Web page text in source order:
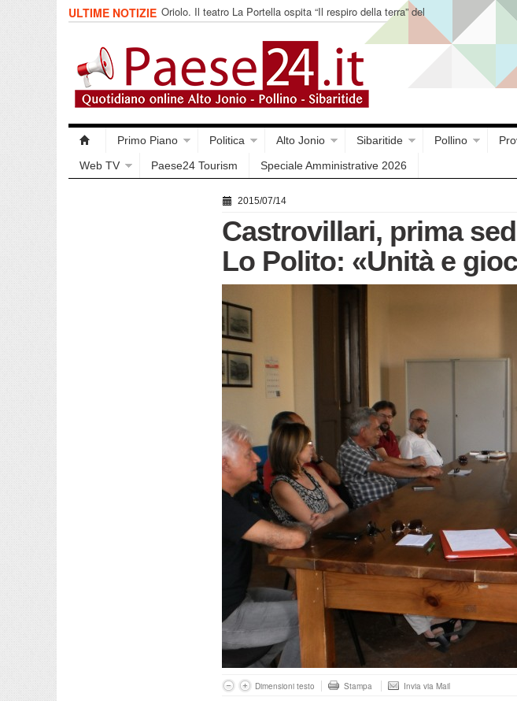
ULTIME NOTIZIE Oriolo. Il teatro La Portella ospita “Il respiro della terra” del
collettivo 365
Primo Piano Politica Alto Jonio Sibaritide Pollino
Web TV
Paese24 Tourism Speciale Amministrative 2026
2015/07/14
Castrovillari, prima
Lo Polito: «Unità e
Dimensioni testo Stampa Invia via Mail